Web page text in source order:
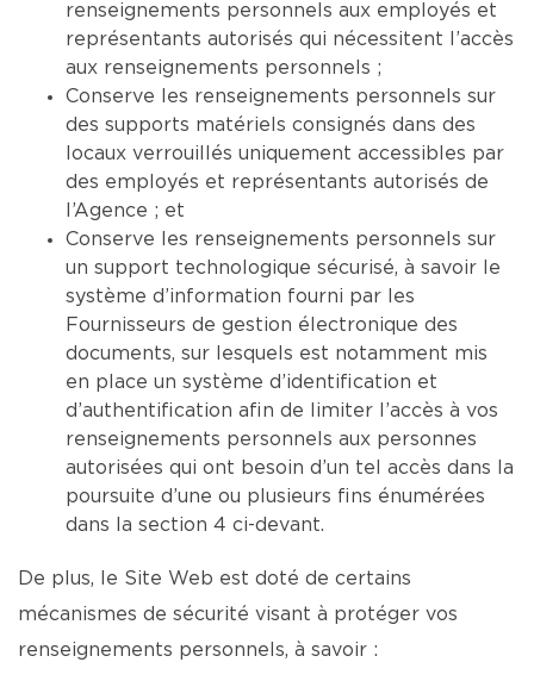
renseignements personnels aux employés et
représentants autorisés qui nécessitent l’accès
aux renseignements personnels ;
Conserve les renseignements personnels sur
des supports matériels consignés dans des
locaux verrouillés uniquement accessibles par
des employés et représentants autorisés de
l’Agence ; et
Conserve les renseignements personnels sur
un support technologique sécurisé, à savoir le
système d’information fourni par les
Fournisseurs de gestion électronique des
documents, sur lesquels est notamment mis
en place un système d’identification et
d’authentification afin de limiter l’accès à vos
renseignements personnels aux personnes
autorisées qui ont besoin d’un tel accès dans la
poursuite d’une ou plusieurs fins énumérées
dans la section 4 ci-devant.
De plus, le Site Web est doté de certains
mécanismes de sécurité visant à protéger vos
renseignements personnels, à savoir :